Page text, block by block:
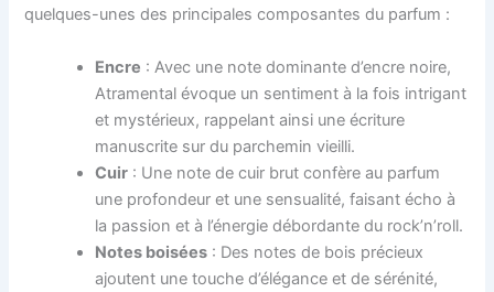
quelques-unes des principales composantes du parfum :
Encre : Avec une note dominante d’encre noire,
Atramental évoque un sentiment à la fois intrigant
et mystérieux, rappelant ainsi une écriture
manuscrite sur du parchemin vieilli.
Cuir : Une note de cuir brut confère au parfum
une profondeur et une sensualité, faisant écho à
la passion et à l’énergie débordante du rock’n’roll.
Notes boisées : Des notes de bois précieux
ajoutent une touche d’élégance et de sérénité,